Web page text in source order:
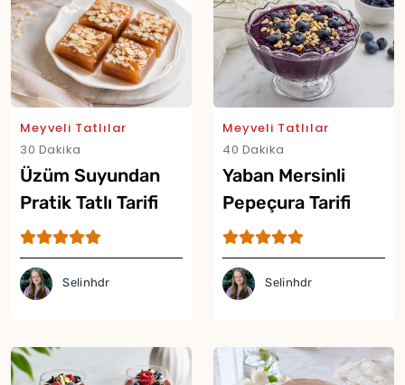
Meyveli Tatlılar
30 Dakika
Üzüm Suyundan
Pratik Tatlı Tarifi
Selinhdr
Meyveli Tatlılar
40 Dakika
Yaban Mersinli
Pepeçura Tarifi
Selinhdr